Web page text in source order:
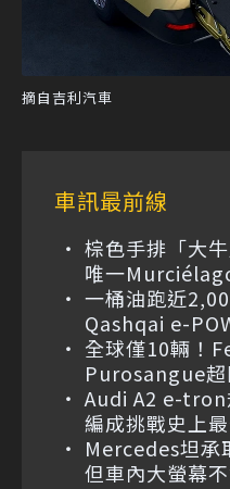
摘自吉利汽車
車訊最前線
棕色手排「大
唯一
一桶油跑近
Qashqai e-
全球僅10輛！
Purosangue超
Audi A2 e-tron
編成挑戰史上最
Mercedes坦
但車內大螢幕